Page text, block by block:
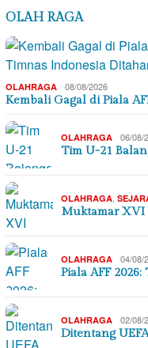
OLAH RAGA
OLAHRAGA 08/08/2026
Kembali Gagal di Piala
OLAHRAGA 06/08/
Tim U-21
OLAHRAGA
Muktamar XVI
OLAHRAGA 04/08/
Piala AFF
OLAHRAGA 02/08/
Ditentang